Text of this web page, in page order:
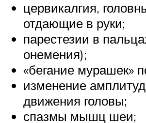
цервикалгия,
отдающие в руки;
парестезии в
онемения);
«бегание мурашек»
изменение
движения головы;
спазмы мышц шеи;